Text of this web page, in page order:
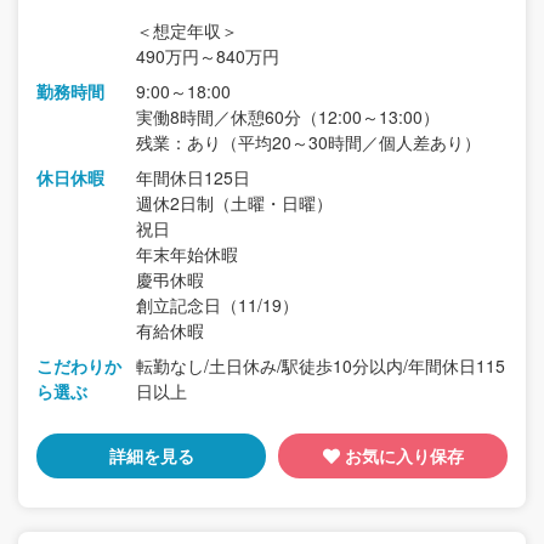
＜想定年収＞
490万円～840万円
勤務時間
9:00～18:00
実働8時間／休憩60分（12:00～13:00）
残業：あり（平均20～30時間／個人差あり）
休日休暇
年間休日125日
週休2日制（土曜・日曜）
祝日
年末年始休暇
慶弔休暇
創立記念日（11/19）
有給休暇
こだわりか
ら選ぶ
転勤なし/土日休み/駅徒歩10分以内/年間休日115
日以上
詳細を見る お気に入り保存